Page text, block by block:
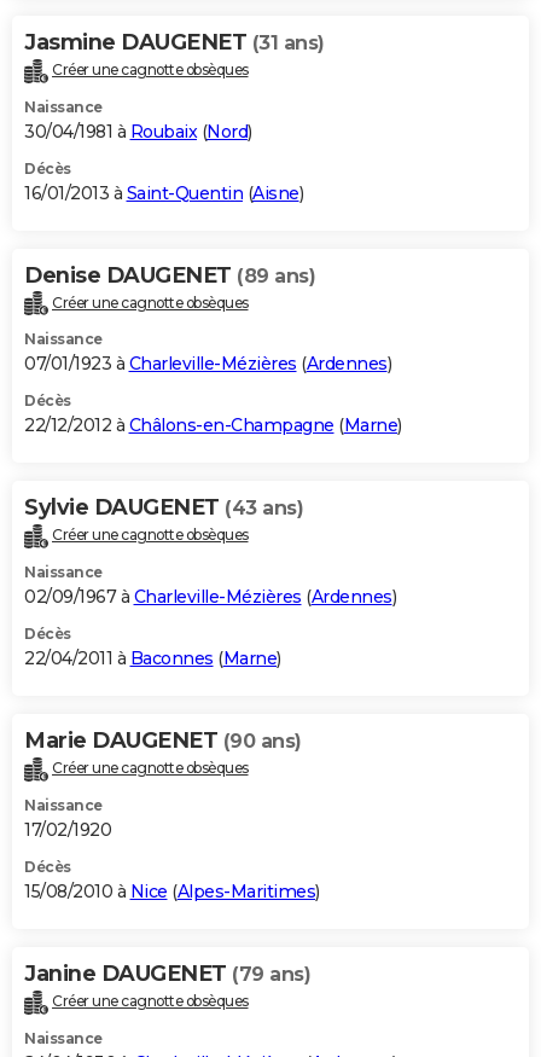
Jasmine DAUGENET (31 ans)
Créer une cagnotte obsèques
Naissance
30/04/1981 à Roubaix (Nord)
Décès
16/01/2013 à Saint-Quentin (Aisne)
Denise DAUGENET (89 ans)
Créer une cagnotte obsèques
Naissance
07/01/1923 à Charleville-Mézières (Ardennes)
Décès
22/12/2012 à Châlons-en-Champagne (Marne)
Sylvie DAUGENET (43 ans)
Créer une cagnotte obsèques
Naissance
02/09/1967 à Charleville-Mézières (Ardennes)
Décès
22/04/2011 à Baconnes (Marne)
Marie DAUGENET (90 ans)
Créer une cagnotte obsèques
Naissance
17/02/1920
Décès
15/08/2010 à Nice (Alpes-Maritimes)
Janine DAUGENET (79 ans)
Créer une cagnotte obsèques
Naissance